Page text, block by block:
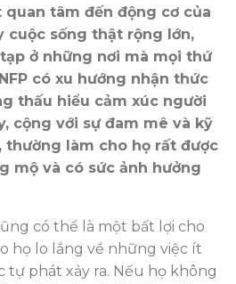
quan tâm đến động cơ của
cuộc sống thật rộng lớn,
ở những nơi mà mọi thứ
có xu hướng nhận thức
thấu hiểu cảm xúc người
cộng với sự đam mê và kỹ
thường làm cho họ rất được
mộ và có sức ảnh hưởng
có thể là một bất lợi cho
họ lo lắng về những việc ít
tự phát xảy ra. Nếu họ không